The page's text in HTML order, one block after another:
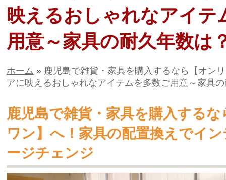
映えるおしゃれなアイテ
用意～家具の耐久年数は
ホーム » 鹿児島で雑貨・家具を購入するなら【オン
アに映えるおしゃれなアイテムを多数ご用意～家具
鹿児島で雑貨・家具を購入する
ワン】へ！家具の配置換えでイ
ージチェンジ